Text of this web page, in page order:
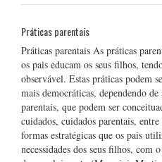
Práticas parentais
Práticas parentais As práticas
os pais educam os seus filhos,
observável. Estas práticas podem
mais democráticas, dependendo
parentais, que podem ser
cuidados, cuidados parentais,
formas estratégicas que os pais
necessidades dos seus filhos, com